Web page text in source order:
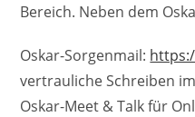
Bereich. Neben dem
Oskar-Sorgenmail:
vertrauliche Schreiben
Oskar-Meet & Talk für